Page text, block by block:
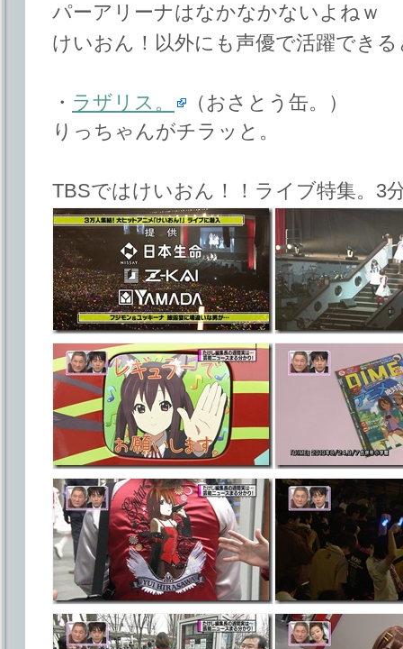
パーアリーナはなかなかないよねｗ
けいおん！以外にも声優で活躍でき
・ ラザリス。
（おさとう缶。）
りっちゃんがチラッと。
TBSではけいおん！！ライブ特集。3